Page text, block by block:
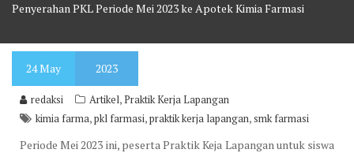
Penyerahan PKL Periode Mei 2023 ke Apotek Kimia Farmasi
24May 2023
redaksi Artikel,Praktik Kerja Lapangan
kimia farma,pkl farmasi,praktik kerja lapangan,smk farmasi
Periode Mei 2023 ini, peserta Praktik Keja Lapangan untuk siswa